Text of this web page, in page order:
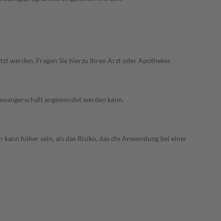
werden. Fragen Sie hierzu Ihren Arzt oder Apotheker.
angewendet werden kann.
höher sein, als das Risiko, das die Anwendung bei einer